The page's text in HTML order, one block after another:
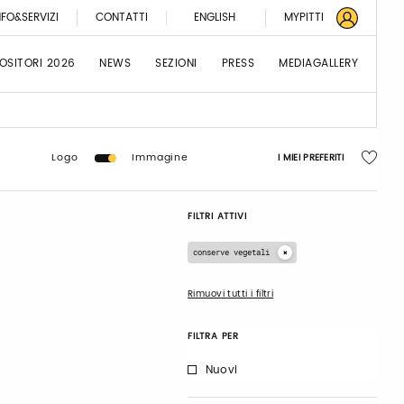
CONTATTI ENGLISH MYPITTI
2026 NEWS SEZIONI PRESS MEDIAGALLERY
Logo Immagine I MIEI PREFERITI
FILTRI ATTIVI
conserve vegetali
Rimuovi tutti i filtri
FILTRA PER
Nuovi